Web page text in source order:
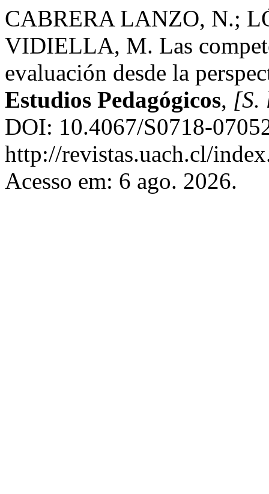
CABRERA LANZO, N.;
VIDIELLA, M. Las
evaluación desde la
Estudios Pedagógicos, [S.
DOI: 10.4067/S0718-
http://revistas.uach.cl/
Acesso em: 6 ago. 2026.